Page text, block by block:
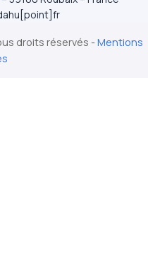
droits réservés -Mentions